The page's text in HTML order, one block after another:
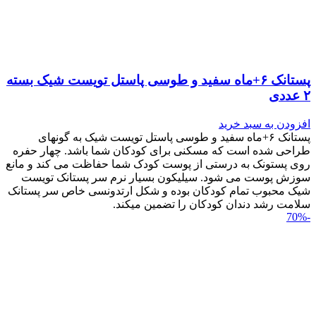
پستانک ۶+ماه سفید و طوسی پاستل تویست شیک بسته
۲ عددی
افزودن به سبد خرید
پستانک ۶+ماه سفید و طوسی پاستل تویست شیک به گونه‎ای
طراحی شده است که مسکنی برای کودکان شما باشد. چهار حفره
روی پستونک به درستی از پوست کودک شما حفاظت می کند و مانع
سوزش پوست می شود. سیلیکون بسیار نرم سر پستانک تویست
شیک محبوب تمام کودکان بوده و شکل ارتدونسی خاص سر پستانک
سلامت رشد دندان کودکان را تضمین می‎کند.
-70%